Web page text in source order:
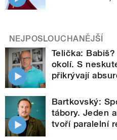
NEJPOSLOUCHANĚJŠÍ
Telička:
okolí. S
přikrývají
Bartkovský:
tábory. Jeden
tvoří paralelní